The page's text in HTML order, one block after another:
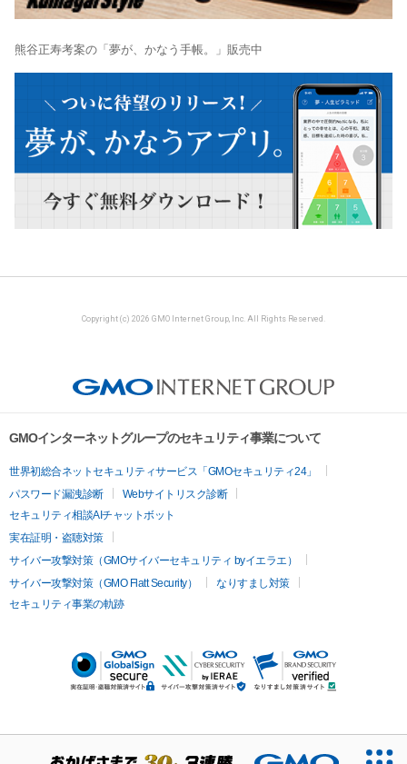
熊谷正寿考案の「夢が、かなう手帳。」販売中
Copyright (c) 2026 GMO Internet Group, Inc. All Rights Reserved.
GMOインターネットグループのセキュリティ事業について
世界初総合ネットセキュリティサービス「GMOセキュリティ24」
パスワード漏洩診断
Webサイトリスク診断
セキュリティ相談AIチャットボット
実在証明・盗聴対策
サイバー攻撃対策（GMOサイバーセキュリティ byイエラエ）
サイバー攻撃対策（GMO Flatt Security）
なりすまし対策
セキュリティ事業の軌跡